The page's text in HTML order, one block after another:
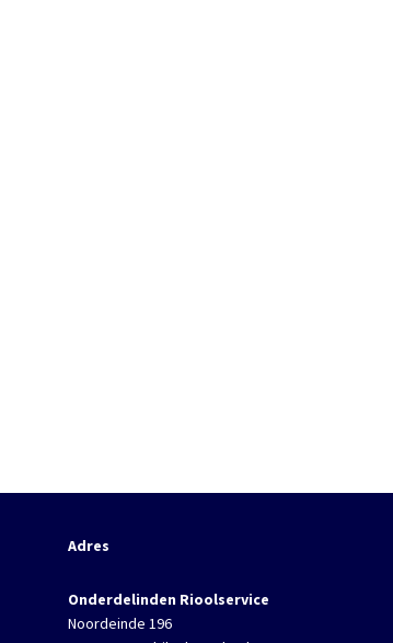
Adres
Onderdelinden Rioolservice
Noordeinde 196